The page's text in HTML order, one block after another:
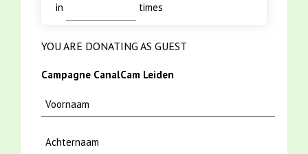
in
times
YOU ARE DONATING AS GUEST
Campagne CanalCam Leiden